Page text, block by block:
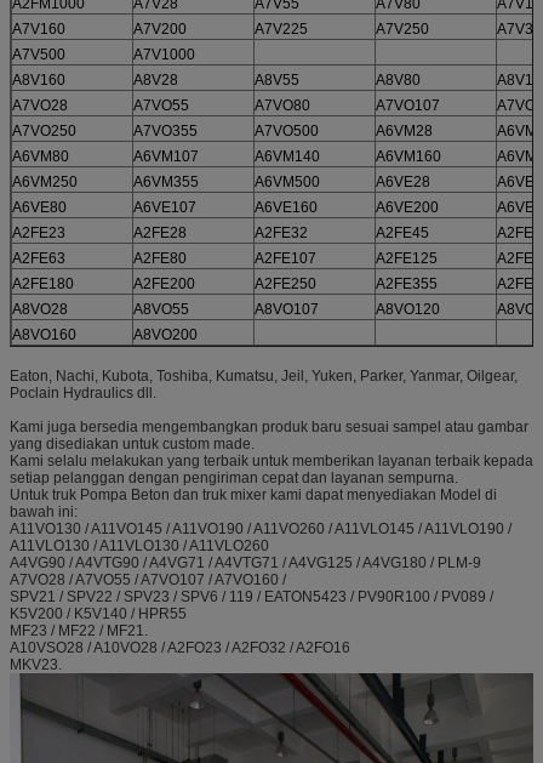
A2FM1000
A7V28 A7V55 A7V80
A7V160
A7V200 A7V225 A7V250
A7V500
A7V1000
A8V160
A8V28 A8V55 A8V80
A7VO28
A7VO55 A7VO80 A7VO107
A7VO250
A7VO355 A7VO500 A6VM28
A6VM80
A6VM107 A6VM140 A6VM160
A6VM250
A6VM355 A6VM500 A6VE28
A6VE80
A6VE107 A6VE160 A6VE200
A2FE23
A2FE28 A2FE32 A2FE45
A2FE63
A2FE80 A2FE107 A2FE125
A2FE180
A2FE200 A2FE250 A2FE355
A8VO28
A8VO55 A8VO107 A8VO120
A8VO160
A8VO200
Eaton, Nachi, Kubota, Toshiba, Kumatsu, Jeil, Yuken, Parker, Yanmar, Oilgear,
Poclain Hydraulics dll.
Kami juga bersedia mengembangkan produk baru sesuai sampel atau gambar
yang disediakan untuk custom made.
Kami selalu melakukan yang terbaik untuk memberikan layanan terbaik kepada
setiap pelanggan dengan pengiriman cepat dan layanan sempurna.
Untuk truk Pompa Beton dan truk mixer kami dapat menyediakan Model di
bawah ini:
A11VO130 / A11VO145 / A11VO190 / A11VO260 / A11VLO145 / A11VLO190 /
A11VLO130 / A11VLO130 / A11VLO260
A4VG90 / A4VTG90 / A4VG71 / A4VTG71 / A4VG125 / A4VG180 / PLM-9
A7VO28 / A7VO55 / A7VO107 / A7VO160 /
SPV21 / SPV22 / SPV23 / SPV6 / 119 / EATON5423 / PV90R100 / PV089 /
K5V200 / K5V140 / HPR55
MF23 / MF22 / MF21.
A10VSO28 / A10VO28 / A2FO23 / A2FO32 / A2FO16
MKV23.